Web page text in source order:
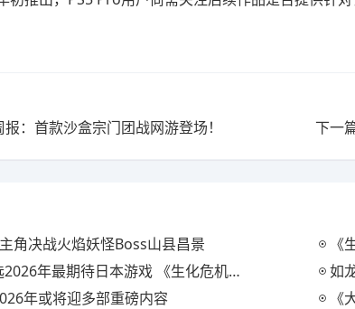
：首款沙盒宗门团战网游登场！
角决战火焰妖怪Boss山县昌景
《
年最期待日本游戏 《生化危机9》登顶
如
年或将迎多部重磅内容
《